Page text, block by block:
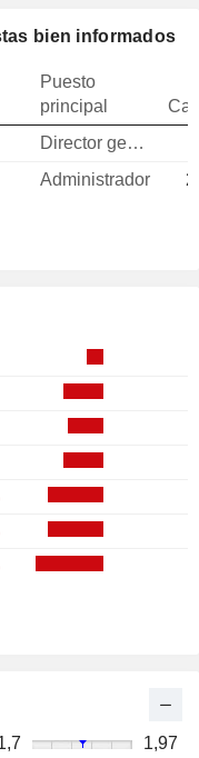
1,97
bien informados
Puesto
principal
Director general
Administrador